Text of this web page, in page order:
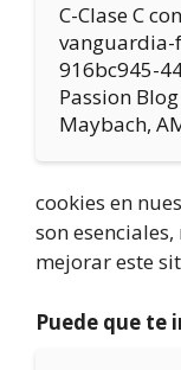
C-Clase C
vanguardia-
916bc945-
Passion
Maybach,
cookies en
son
mejorar este
Puede que te